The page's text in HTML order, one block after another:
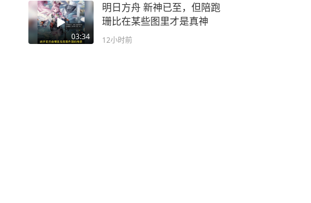
03:34
明日方舟 新神已至，但陪跑
珊比在某些图里才是真神
12小时前